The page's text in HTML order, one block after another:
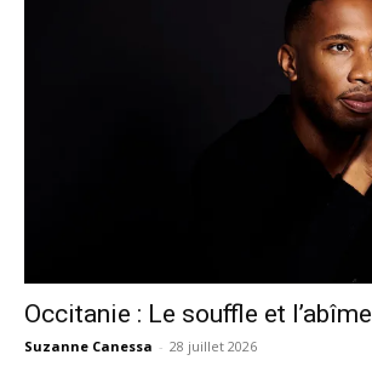
Occitanie : Le souffle et l’abîme
Suzanne Canessa - 28 juillet 2026